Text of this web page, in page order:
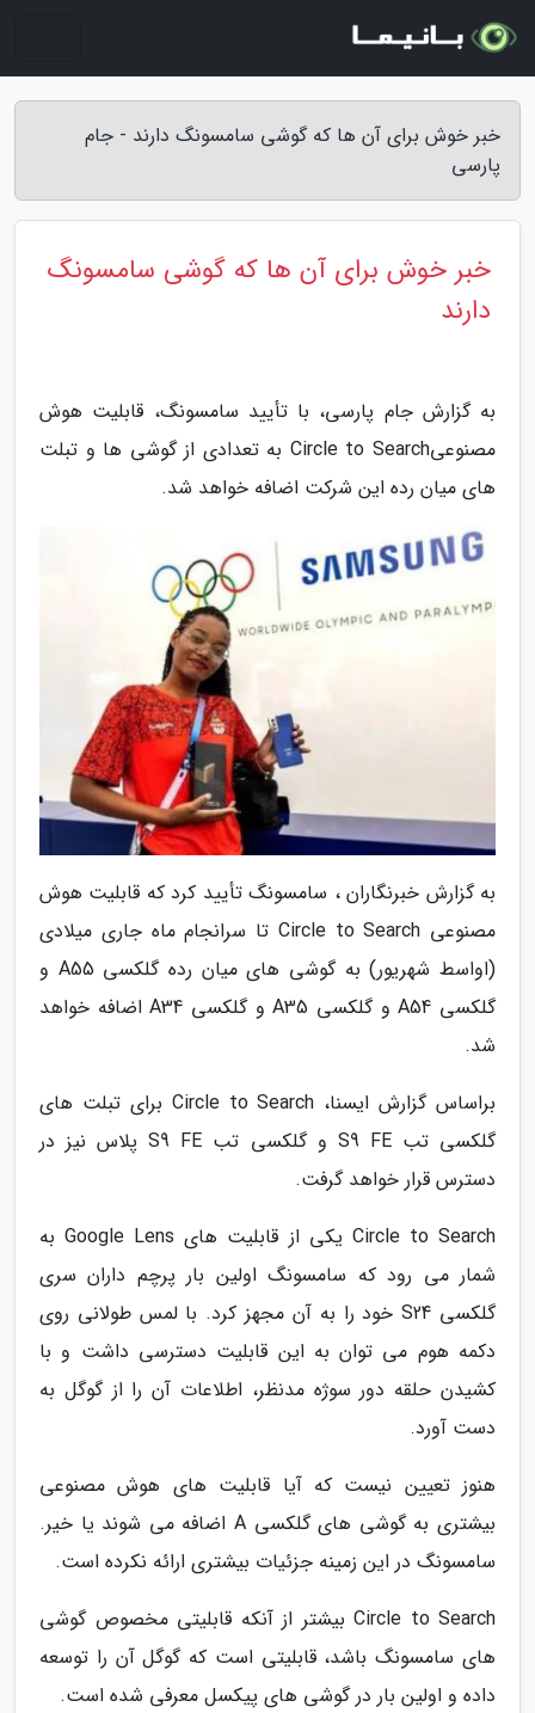
خبر خوش برای آن ها که گوشی سامسونگ دارند - جام
پارسی
خبر خوش برای آن ها که گوشی سامسونگ
دارند
به گزارش جام پارسی، با تأیید سامسونگ، قابلیت هوش
مصنوعیCircle to Search به تعدادی از گوشی ها و تبلت
های میان رده این شرکت اضافه خواهد شد.
به گزارش خبرنگاران ، سامسونگ تأیید کرد که قابلیت هوش
مصنوعی Circle to Search تا سرانجام ماه جاری میلادی
(اواسط شهریور) به گوشی های میان رده گلکسی A55 و
گلکسی A54 و گلکسی A35 و گلکسی A34 اضافه خواهد
شد.
براساس گزارش ایسنا، Circle to Search برای تبلت های
گلکسی تب S9 FE و گلکسی تب S9 FE پلاس نیز در
دسترس قرار خواهد گرفت.
Circle to Search یکی از قابلیت های Google Lens به
شمار می رود که سامسونگ اولین بار پرچم داران سری
گلکسی S24 خود را به آن مجهز کرد. با لمس طولانی روی
دکمه هوم می توان به این قابلیت دسترسی داشت و با
کشیدن حلقه دور سوژه مدنظر، اطلاعات آن را از گوگل به
دست آورد.
هنوز تعیین نیست که آیا قابلیت های هوش مصنوعی
بیشتری به گوشی های گلکسی A اضافه می شوند یا خیر.
سامسونگ در این زمینه جزئیات بیشتری ارائه نکرده است.
Circle to Search بیشتر از آنکه قابلیتی مخصوص گوشی
های سامسونگ باشد، قابلیتی است که گوگل آن را توسعه
داده و اولین بار در گوشی های پیکسل معرفی شده است.